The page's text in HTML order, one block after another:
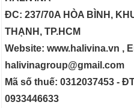
ĐC: 237/70A HÒA BÌNH,
THẠNH, TP.HCM
Website: www.halivina.vn ,
halivinagroup@gmail.com
Mã số thuế: 0312037453 -
0933446633